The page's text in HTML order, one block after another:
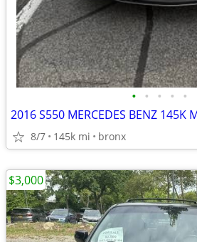
• • • • •
8/7 145k mi bronx
$3,000